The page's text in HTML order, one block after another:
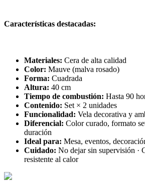
Características destacadas:
Materiales: Cera de alta calidad
Color: Mauve (malva rosado)
Forma: Cuadrada
Altura: 40 cm
Tiempo de combustión: Hasta 90
Contenido: Set × 2 unidades
Funcionalidad: Vela decorativa y
Diferencial: Color curado, formato
duración
Ideal para: Mesa, eventos,
Cuidado: No dejar sin supervisión ·
resistente al calor